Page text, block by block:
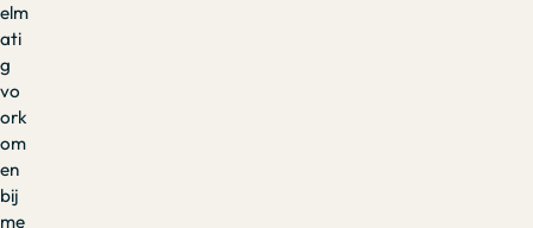
elm
ati
g
vo
ork
om
en
bij
me